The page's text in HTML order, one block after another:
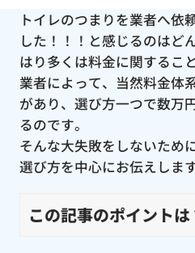
トイレのつまりを業者へ依
した！！！と感じるのはど
はり多くは料金に関するこ
業者によって、当然料金体
があり、選び方一つで数万
るのです。
そんな大失敗をしないため
選び方を中心にお伝えしま
この記事のポイントは